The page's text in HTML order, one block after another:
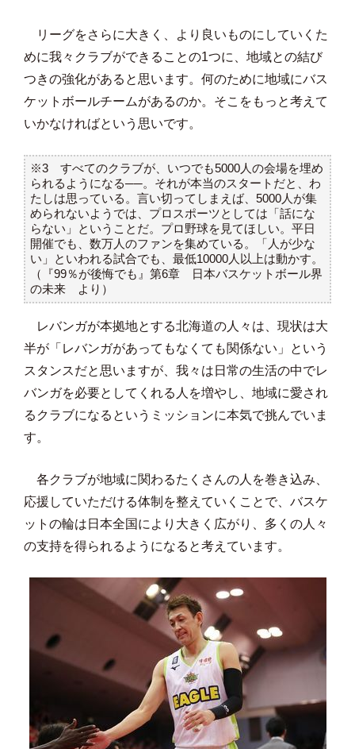
リーグをさらに大きく、より良いものにしていくた
めに我々クラブができることの1つに、地域との結び
つきの強化があると思います。何のために地域にバス
ケットボールチームがあるのか。そこをもっと考えて
いかなければという思いです。
※3 すべてのクラブが、いつでも5000人の会場を埋め
られるようになる──。それが本当のスタートだと、わ
たしは思っている。言い切ってしまえば、5000人が集
められないようでは、プロスポーツとしては「話にな
らない」ということだ。プロ野球を見てほしい。平日
開催でも、数万人のファンを集めている。「人が少な
い」といわれる試合でも、最低10000人以上は動かす。
（『99％が後悔でも』第6章 日本バスケットボール界
の未来 より）
レバンガが本拠地とする北海道の人々は、現状は大
半が「レバンガがあってもなくても関係ない」という
スタンスだと思いますが、我々は日常の生活の中でレ
バンガを必要としてくれる人を増やし、地域に愛され
るクラブになるというミッションに本気で挑んでいま
す。
各クラブが地域に関わるたくさんの人を巻き込み、
応援していただける体制を整えていくことで、バスケ
ットの輪は日本全国により大きく広がり、多くの人々
の支持を得られるようになると考えています。